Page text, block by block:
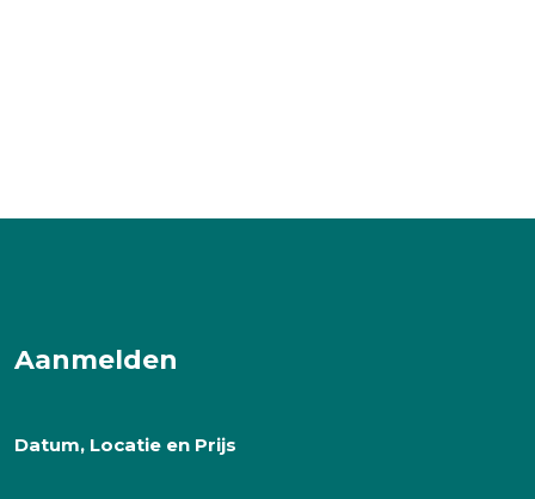
Aanmelden
Datum, Locatie en Prijs